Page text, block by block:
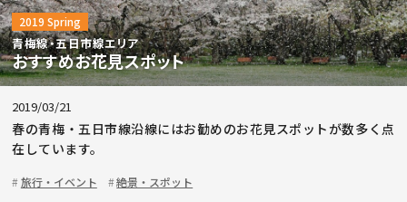
2019 Spring
青梅線・五日市線エリア
おすすめお花見スポット
2019/03/21
春の青梅・五日市線沿線にはお勧めのお花見スポットが数多く点
在しています。
旅行・イベント 絶景・スポット